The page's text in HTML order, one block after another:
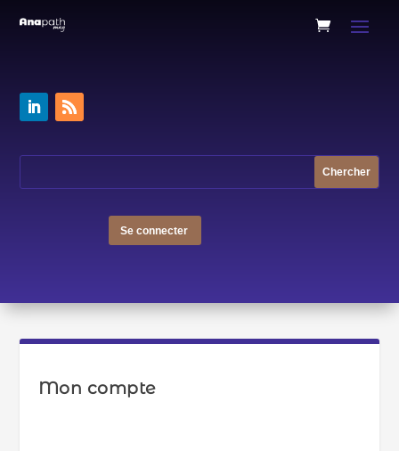
Se connecter
Mon compte